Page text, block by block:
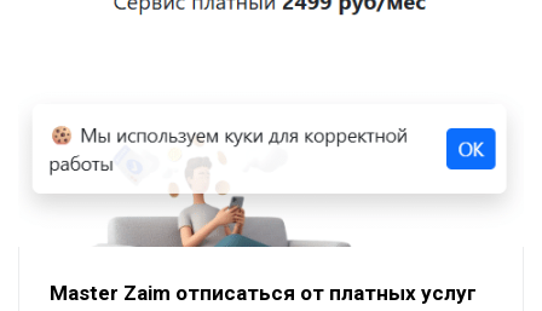
Master Zaim отписаться от платных услуг